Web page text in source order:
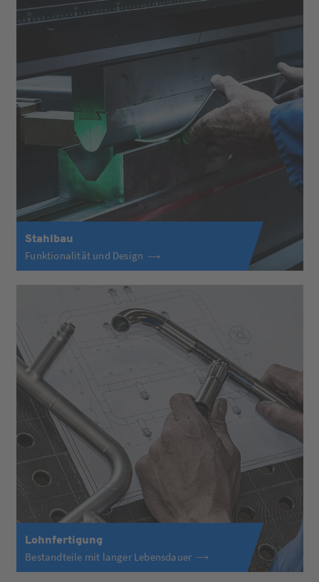
Stahlbau
Funktionalität und Design
Lohnfertigung
Bestandteile mit langer Lebensdauer